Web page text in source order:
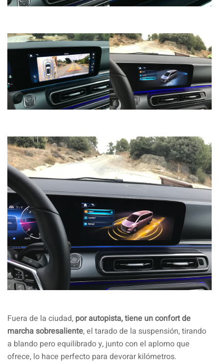
Fuera de la ciudad, por autopista, tiene un confort de
marcha sobresaliente, el tarado de la suspensión, tirando
a blando pero equilibrado y, junto con el aplomo que
ofrece, lo hace perfecto para devorar kilómetros.